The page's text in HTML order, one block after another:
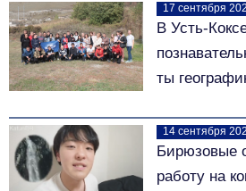
17 сентября
В Усть-
ты
14 сентября
Бирюзовые
работу на